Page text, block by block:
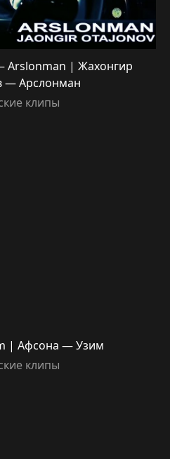
Arslonman | Жахонгир
— Арслонман
клипы
| Афсона — Узим
клипы